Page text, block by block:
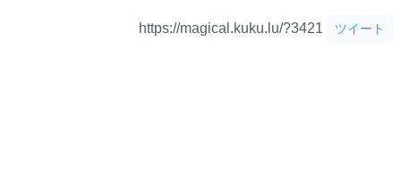
https://magical.kuku.lu/?3421 ツイート